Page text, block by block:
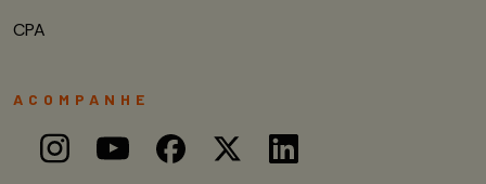
CPA
ACOMPANHE